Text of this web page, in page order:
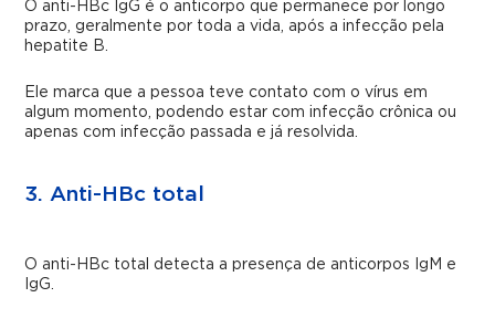
O anti-HBc IgG é o anticorpo que permanece por longo
prazo, geralmente por toda a vida, após a infecção pela
hepatite B.
Ele marca que a pessoa teve contato com o vírus em
algum momento, podendo estar com infecção crônica ou
apenas com infecção passada e já resolvida.
3. Anti-HBc total
O anti-HBc total detecta a presença de anticorpos IgM e
IgG.